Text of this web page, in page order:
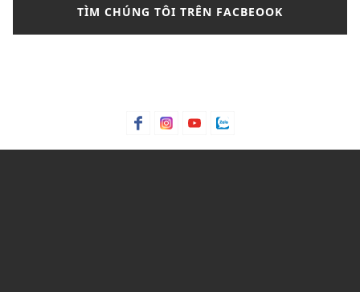
nước hoa
outfit thu đông
phối đồ với shoulder bag
phối đồ với túi kẹp nách
phối đồ với túi đeo vai
phối đồ với áo giữ nhiệt nữ
TÌM CHÚNG TÔI TRÊN FACBEOOK